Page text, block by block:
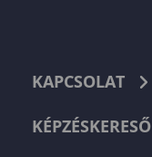
KAPCSOLAT
KÉPZÉSKERESŐ